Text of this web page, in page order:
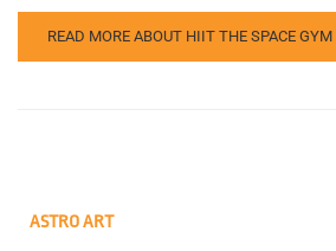
READ MORE ABOUT HIIT THE SPACE GYM
ASTRO ART